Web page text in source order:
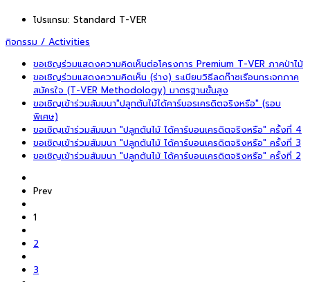
โปรแกรม: Standard T-VER
กิจกรรม / Activities
ขอเชิญร่วมแสดงความคิดเห็นต่อโครงการ Premium T-VER ภาคป่าไม้
ขอเชิญร่วมแสดงความคิดเห็น (ร่าง) ระเบียบวิธีลดก๊าซเรือนกระจกภาค
สมัครใจ (T-VER Methodology) มาตรฐานขั้นสูง
ขอเชิญเข้าร่วมสัมมนา"ปลูกต้นไม้ได้คาร์บอรเครดิตจริงหรือ" (รอบ
พิเศษ)
ขอเชิญเข้าร่วมสัมมนา "ปลูกต้นไม้ ได้คาร์บอนเครดิตจริงหรือ" ครั้งที่ 4
ขอเชิญเข้าร่วมสัมมนา "ปลูกต้นไม้ ได้คาร์บอนเครดิตจริงหรือ" ครั้งที่ 3
ขอเชิญเข้าร่วมสัมมนา "ปลูกต้นไม้ ได้คาร์บอนเครดิตจริงหรือ" ครั้งที่ 2
Prev
1
2
3